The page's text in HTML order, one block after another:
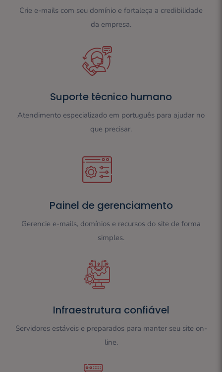
Crie e-mails com seu domínio e fortaleça a credibilidade
da empresa.
Suporte técnico humano
Atendimento especializado em português para ajudar no
que precisar.
Painel de gerenciamento
Gerencie e-mails, domínios e recursos do site de forma
simples.
Infraestrutura confiável
Servidores estáveis e preparados para manter seu site on-
line.